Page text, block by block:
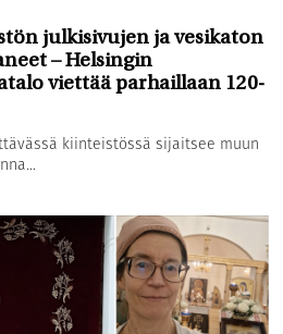
julkisivujen ja vesikaton
– Helsingin
viettää parhaillaan 120-
kiinteistössä sijaitsee muun